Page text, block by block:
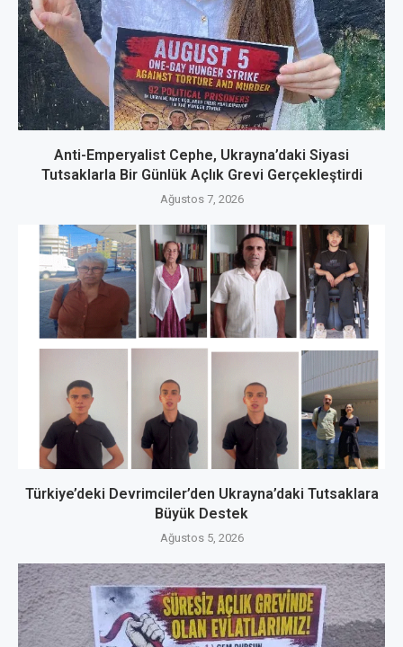
Anti-Emperyalist Cephe, Ukrayna’daki Siyasi
Tutsaklarla Bir Günlük Açlık Grevi Gerçekleştirdi
Ağustos 7, 2026
Türkiye’deki Devrimciler’den Ukrayna’daki Tutsaklara
Büyük Destek
Ağustos 5, 2026